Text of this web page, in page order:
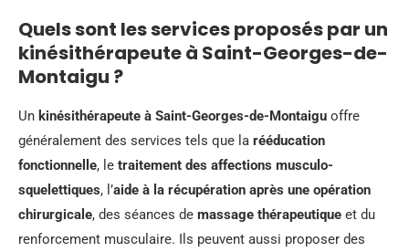
Quels sont les services proposés par un
kinésithérapeute à Saint-Georges-de-
Montaigu ?
Un kinésithérapeute à Saint-Georges-de-Montaigu offre
généralement des services tels que la rééducation
fonctionnelle, le traitement des affections musculo-
squelettiques, l’aide à la récupération après une opération
chirurgicale, des séances de massage thérapeutique et du
renforcement musculaire. Ils peuvent aussi proposer des